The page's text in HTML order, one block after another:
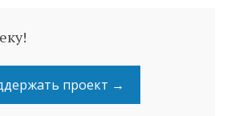
проект →